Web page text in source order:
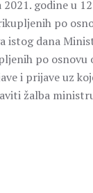
godine u 12
po
istog dana
po osnovu
i prijave uz
žalba